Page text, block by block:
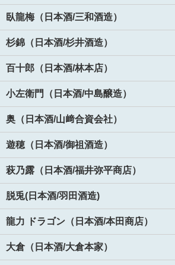
臥龍梅（日本酒/三和酒造）
杉錦（日本酒/杉井酒造）
百十郎（日本酒/林本店）
小左衛門（日本酒/中島醸造）
奥（日本酒/山﨑合資会社）
遊穂（日本酒/御祖酒造）
萩乃露（日本酒/福井弥平商店）
脱兎(日本酒/羽田酒造)
龍力 ドラゴン（日本酒/本田商店）
大倉（日本酒/大倉本家）